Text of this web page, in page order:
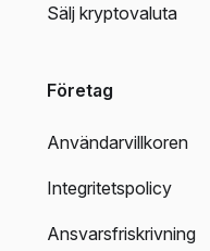
Sälj kryptovaluta
Företag
Användarvillkoren
Integritetspolicy
Ansvarsfriskrivning